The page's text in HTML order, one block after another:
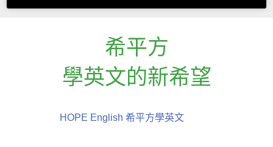
希平方
學英文的新希望
HOPE English 希平方學英文